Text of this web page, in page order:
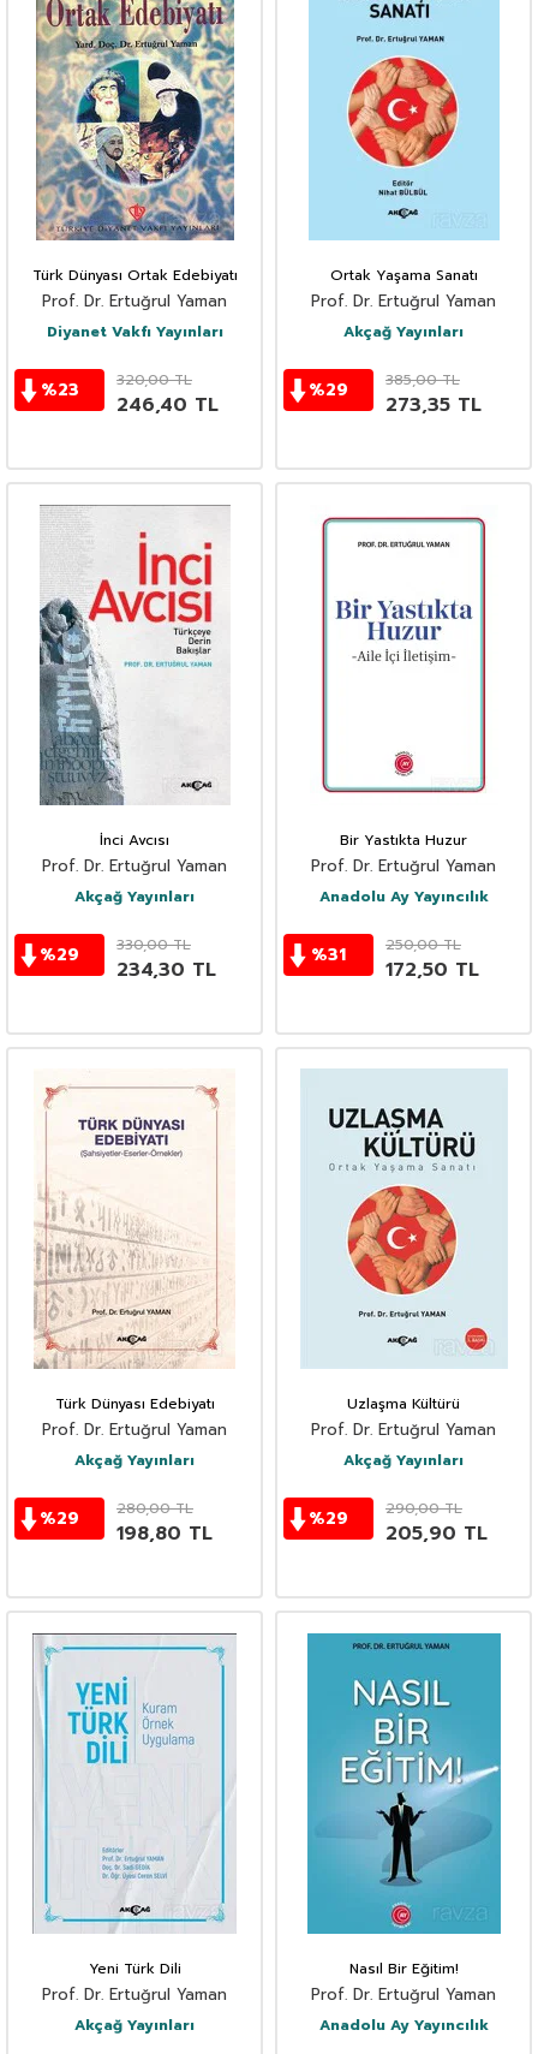
Türk Dünyası Ortak Edebiyatı
Prof. Dr. Ertuğrul Yaman
Diyanet Vakfı Yayınları
%23 320,00TL
246,40 TL
Ortak Yaşama Sanatı
Prof. Dr. Ertuğrul Yaman
Akçağ Yayınları
%29 385,00TL
273,35 TL
İnci Avcısı
Prof. Dr. Ertuğrul Yaman
Akçağ Yayınları
%29 330,00TL
234,30 TL
Bir Yastıkta Huzur
Prof. Dr. Ertuğrul Yaman
Anadolu Ay Yayıncılık
%31 250,00TL
172,50 TL
Türk Dünyası Edebiyatı
Prof. Dr. Ertuğrul Yaman
Akçağ Yayınları
%29 280,00TL
198,80 TL
Uzlaşma Kültürü
Prof. Dr. Ertuğrul Yaman
Akçağ Yayınları
%29 290,00TL
205,90 TL
Yeni Türk Dili
Prof. Dr. Ertuğrul Yaman
Akçağ Yayınları
Nasıl Bir Eğitim!
Prof. Dr. Ertuğrul Yaman
Anadolu Ay Yayıncılık